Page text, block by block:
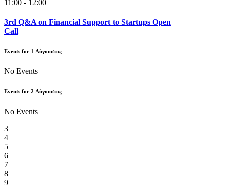
11:00 - 12:00
3rd Q&A on Financial Support to Startups Open
Call
Events for 1 Αύγουστος
No Events
Events for 2 Αύγουστος
No Events
3
4
5
6
7
8
9